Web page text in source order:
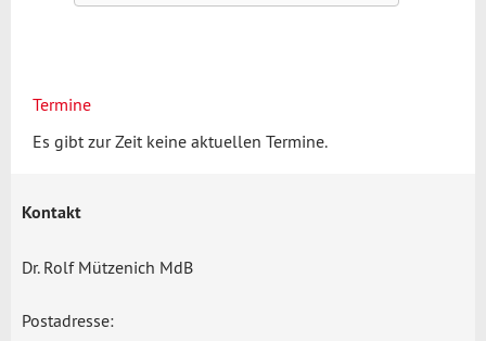
Termine
Es gibt zur Zeit keine aktuellen Termine.
Kontakt
Dr. Rolf Mützenich MdB
Postadresse: